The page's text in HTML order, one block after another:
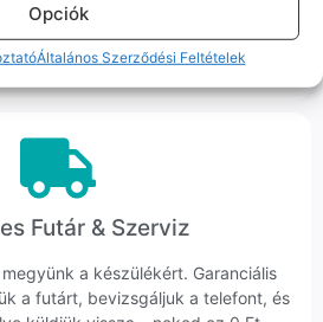
Opciók
Általános Szerződési Feltételek
hiba, nem kifogásokat keresünk,
kollégáink azonnal kézbe
az ügyedet.
Futár & Szerviz
a készülékért. Garanciális
a futárt, bevizsgáljuk a telefont, és